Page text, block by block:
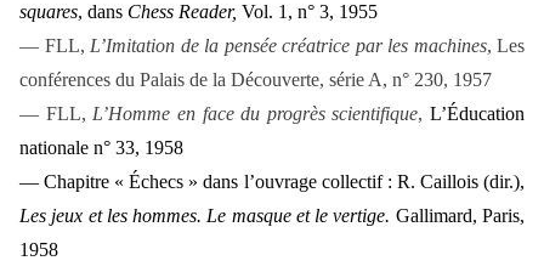
squares, dans Chess Reader, Vol. 1, n° 3, 1955
— FLL, L’Imitation de la pensée créatrice par les machines, Les
conférences du Palais de la Découverte, série A, n° 230, 1957
— FLL, L’Homme en face du progrès scientifique, L’Éducation
nationale n° 33, 1958
— Chapitre « Échecs » dans l’ouvrage collectif : R. Caillois (dir.),
Les jeux et les hommes. Le masque et le vertige. Gallimard, Paris,
1958